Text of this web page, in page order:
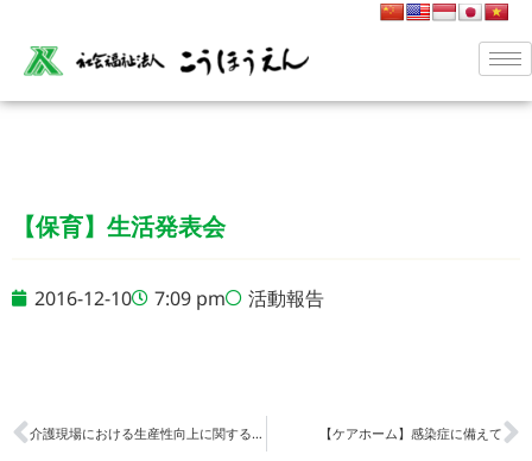
【保育】生活発表会
2016-12-10 7:09 pm 活動報告
介護現場における生産性向上に関するプロジェクトをスタート 【ケアホーム】感染症に備えて